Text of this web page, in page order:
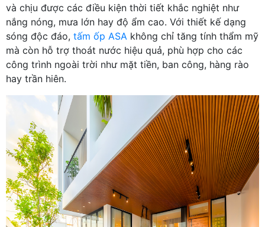
và chịu được các điều kiện thời tiết khắc nghiệt như
nắng nóng, mưa lớn hay độ ẩm cao. Với thiết kế dạng
sóng độc đáo, tấm ốp ASA không chỉ tăng tính thẩm mỹ
mà còn hỗ trợ thoát nước hiệu quả, phù hợp cho các
công trình ngoài trời như mặt tiền, ban công, hàng rào
hay trần hiên.